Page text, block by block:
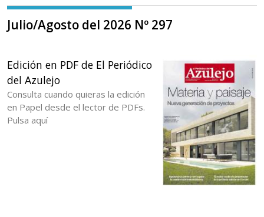
Julio/Agosto del 2026 Nº 297
Edición en PDF de El Periódico
del Azulejo
Consulta cuando quieras la edición
en Papel desde el lector de PDFs.
Pulsa aquí